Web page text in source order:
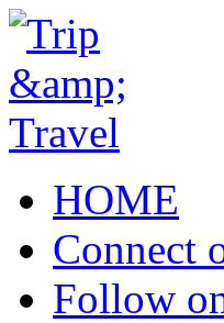
HOME
Connect
Follow